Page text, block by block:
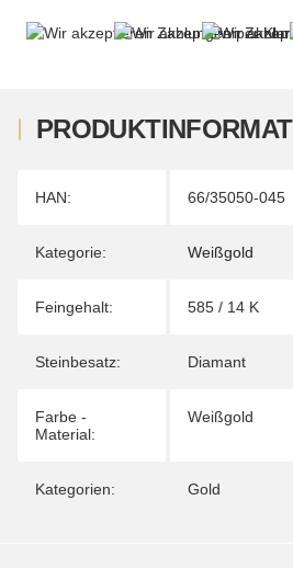
Produkteigenschaft
Wert
HAN: 66/35050-045
Kategorie: Weißgold
Feingehalt: 585 / 14 K
Steinbesatz: Diamant
Farbe -
Material:
Weißgold
Kategorien: Gold